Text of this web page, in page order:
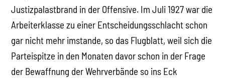
Justizpalastbrand in der Offensive. Im Juli 1927 war die
Arbeiterklasse zu einer Entscheidungsschlacht schon
gar nicht mehr imstande, so das Flugblatt, weil sich die
Parteispitze in den Monaten davor schon in der Frage
der Bewaffnung der Wehrverbände so ins Eck